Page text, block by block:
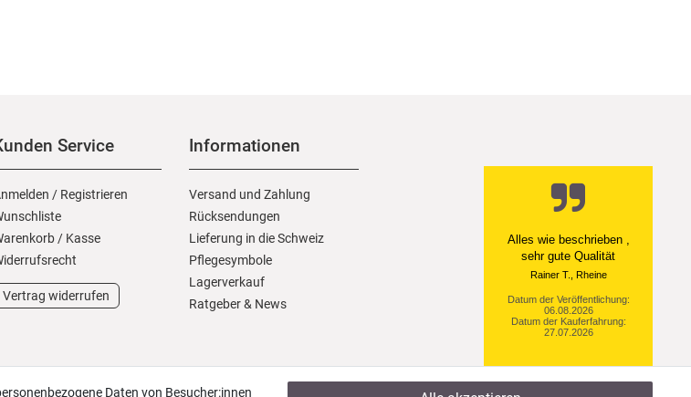
Service
/ Registrieren
/ Kasse
Vertrag widerrufen
Informationen
Versand und Zahlung
Rücksendungen
Lieferung in die Schweiz
Pflegesymbole
Lagerverkauf
Ratgeber & News
Ein einfach toller Service
- prompte Lieferung und
sogar mit Pflegehinweis!
Datum der Veröffentlichung:
05.08.2026
Datum der Kauferfahrung:
29.07.2026
Daten von Besucher:innen